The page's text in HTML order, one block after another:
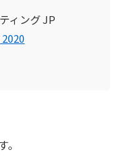
ィング JP